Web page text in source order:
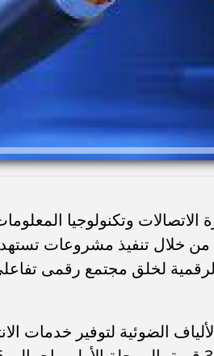
وتكنولوجيا
خلال تنفيذ مشروعات تستهدف
لخلق مجتمع رقمى
الألياف الضوئية لتوفير